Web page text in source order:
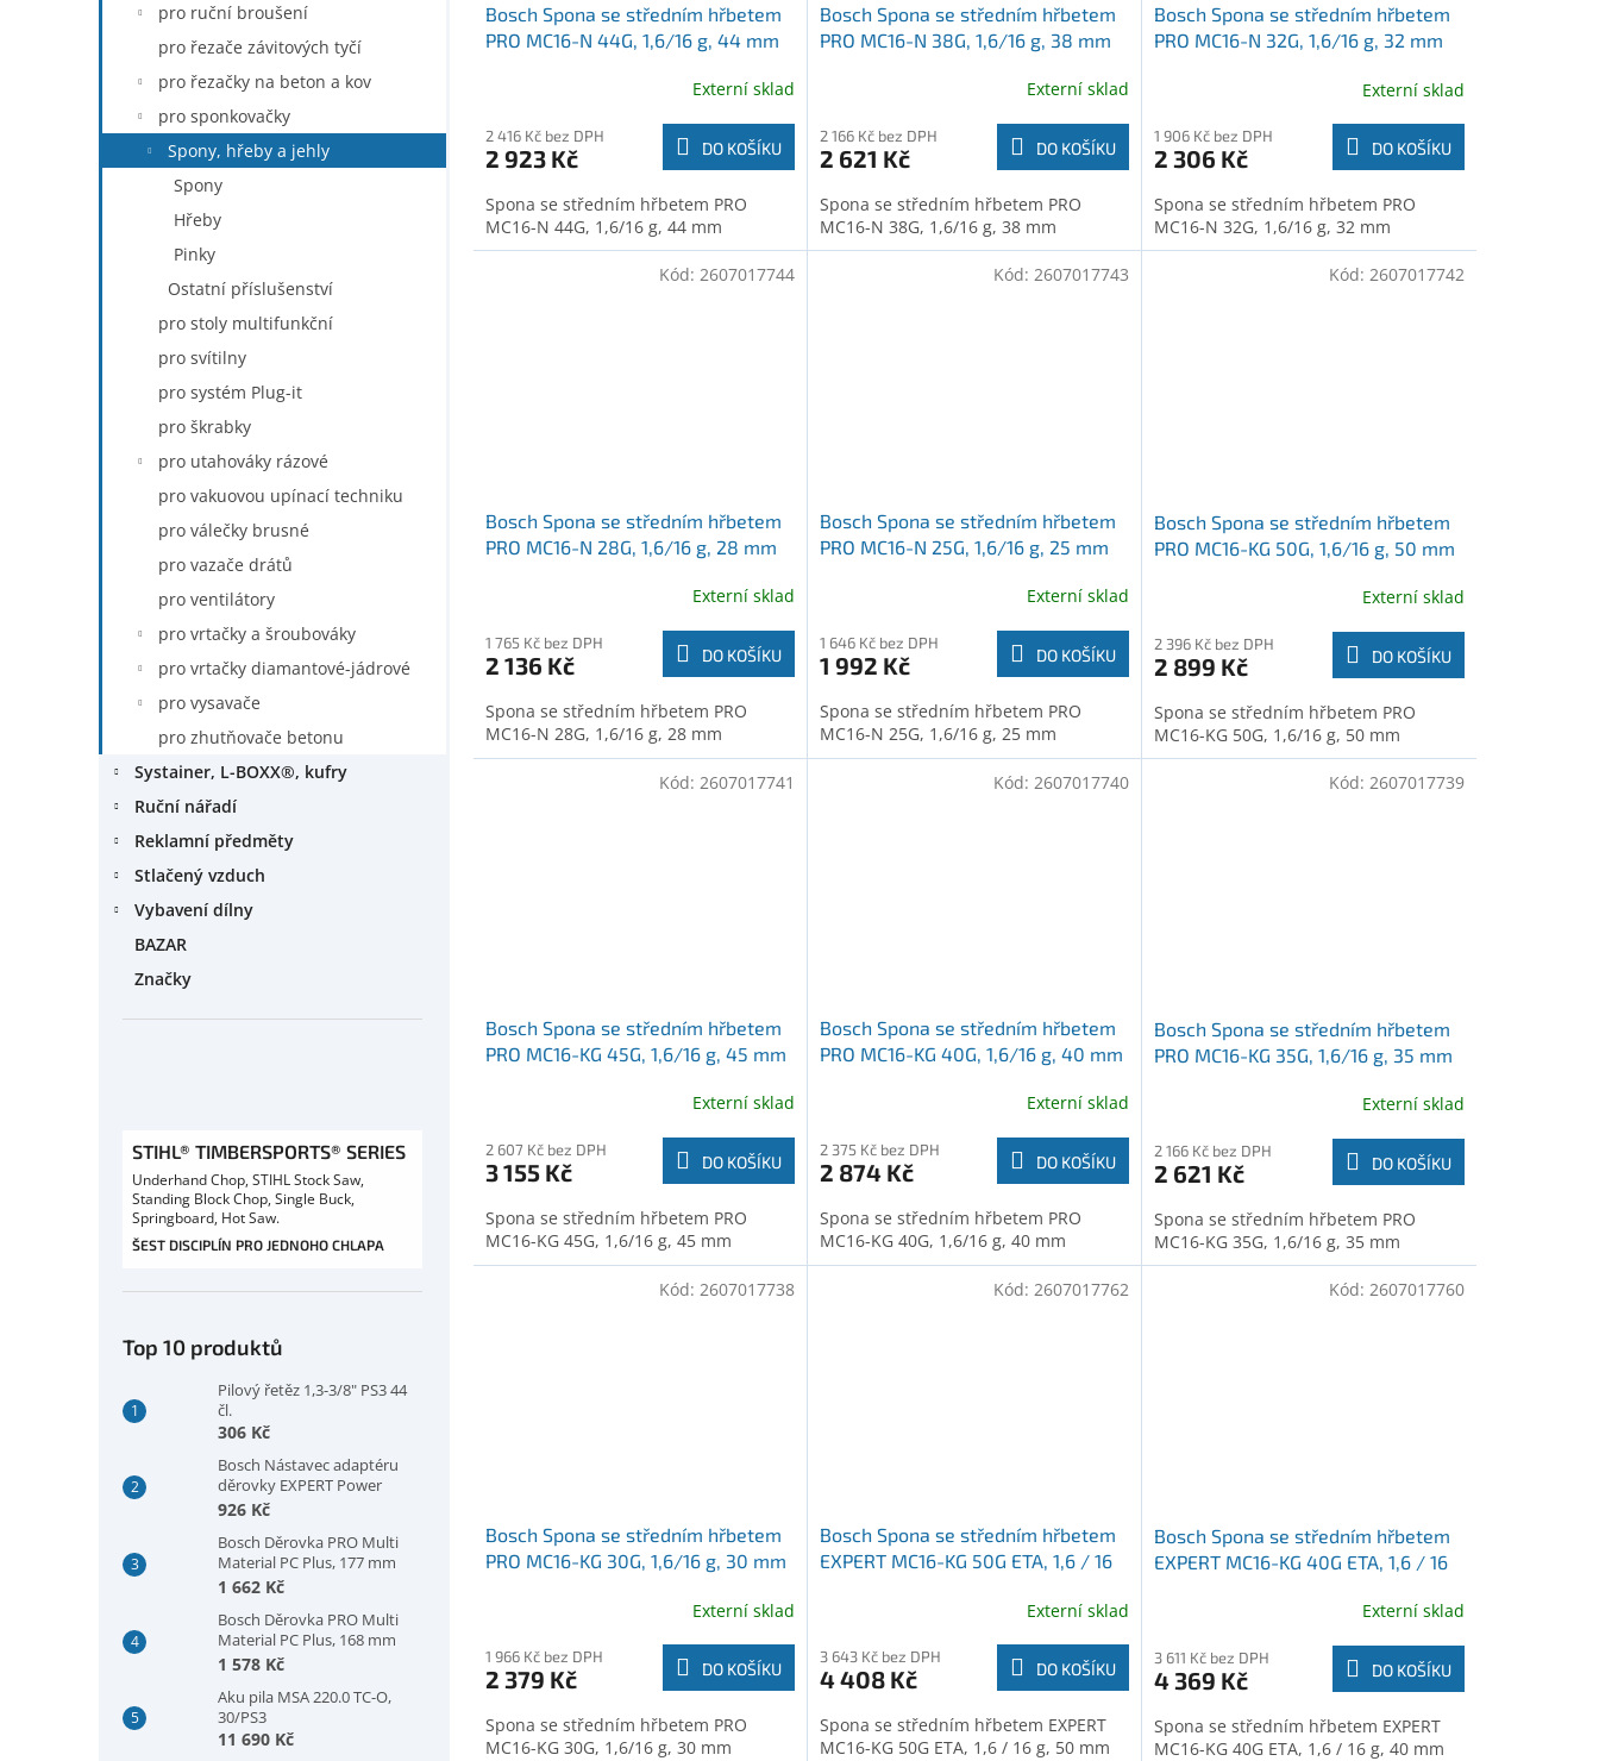
pro ruční broušení
pro řezače závitových tyčí
pro řezačky na beton a kov
pro sponkovačky
Spony, hřeby a jehly
Spony
Hřeby
Pinky
Ostatní příslušenství
pro stoly multifunkční
pro svítilny
pro systém Plug-it
pro škrabky
pro utahováky rázové
pro vakuovou upínací techniku
pro válečky brusné
pro vazače drátů
pro ventilátory
pro vrtačky a šroubováky
pro vrtačky diamantové-jádrové
pro vysavače
pro zhutňovače betonu
Systainer, L-BOXX®, kufry
Ruční nářadí
Reklamní předměty
Stlačený vzduch
Vybavení dílny
BAZAR
Značky
STIHL® TIMBERSPORTS® SERIES
Underhand Chop, STIHL Stock Saw,
Standing Block Chop, Single Buck,
Springboard, Hot Saw.
ŠEST DISCIPLÍN PRO JEDNOHO CHLAPA
Top 10 produktů
Pilový řetěz 1,3-3/8" PS3 44
čl.
306 Kč
Bosch Nástavec adaptéru
děrovky EXPERT Power
Change Plus, šestihranná
(2608902032)
926 Kč
Bosch Děrovka PRO Multi
Material PC Plus, 177 mm
(2608594421)
1 662 Kč
Bosch Děrovka PRO Multi
Material PC Plus, 168 mm
(2608594420)
1 578 Kč
Aku pila MSA 220.0 TC-O,
30/PS3
11 690 Kč
Bosch Spona se středním hřbetem
PRO MC16-N 44G, 1,6/16 g, 44 mm
Externí sklad
2 416 Kč bez DPH
2 923 Kč DO KOŠÍKU
Spona se středním hřbetem PRO
MC16-N 44G, 1,6/16 g, 44 mm
Bosch Spona se středním hřbetem
PRO MC16-N 38G, 1,6/16 g, 38 mm
Externí sklad
2 166 Kč bez DPH
2 621 Kč DO KOŠÍKU
Spona se středním hřbetem PRO
MC16-N 38G, 1,6/16 g, 38 mm
Bosch Spona se středním hřbetem
PRO MC16-N 32G, 1,6/16 g, 32 mm
Externí sklad
1 906 Kč bez DPH
2 306 Kč DO KOŠÍKU
Spona se středním hřbetem PRO
MC16-N 32G, 1,6/16 g, 32 mm
Bosch Spona se středním hřbetem
PRO MC16-N 28G, 1,6/16 g, 28 mm
Externí sklad
1 765 Kč bez DPH
2 136 Kč DO KOŠÍKU
Spona se středním hřbetem PRO
MC16-N 28G, 1,6/16 g, 28 mm
Kód: 2607017744
Bosch Spona se středním hřbetem
PRO MC16-N 25G, 1,6/16 g, 25 mm
Externí sklad
1 646 Kč bez DPH
1 992 Kč DO KOŠÍKU
Spona se středním hřbetem PRO
MC16-N 25G, 1,6/16 g, 25 mm
Kód: 2607017743
Bosch Spona se středním hřbetem
PRO MC16-KG 50G, 1,6/16 g, 50 mm
Externí sklad
2 396 Kč bez DPH
2 899 Kč DO KOŠÍKU
Spona se středním hřbetem PRO
MC16-KG 50G, 1,6/16 g, 50 mm
Kód: 2607017742
Bosch Spona se středním hřbetem
PRO MC16-KG 45G, 1,6/16 g, 45 mm
Externí sklad
2 607 Kč bez DPH
3 155 Kč DO KOŠÍKU
Spona se středním hřbetem PRO
MC16-KG 45G, 1,6/16 g, 45 mm
Kód: 2607017741
Bosch Spona se středním hřbetem
PRO MC16-KG 40G, 1,6/16 g, 40 mm
Externí sklad
2 375 Kč bez DPH
2 874 Kč DO KOŠÍKU
Spona se středním hřbetem PRO
MC16-KG 40G, 1,6/16 g, 40 mm
Kód: 2607017740
Bosch Spona se středním hřbetem
PRO MC16-KG 35G, 1,6/16 g, 35 mm
Externí sklad
2 166 Kč bez DPH
2 621 Kč DO KOŠÍKU
Spona se středním hřbetem PRO
MC16-KG 35G, 1,6/16 g, 35 mm
Kód: 2607017739
Bosch Spona se středním hřbetem
PRO MC16-KG 30G, 1,6/16 g, 30 mm
Externí sklad
1 966 Kč bez DPH
2 379 Kč DO KOŠÍKU
Spona se středním hřbetem PRO
MC16-KG 30G, 1,6/16 g, 30 mm
Kód: 2607017738
Bosch Spona se středním hřbetem
EXPERT MC16-KG 50G ETA, 1,6 / 16
Externí sklad
3 643 Kč bez DPH
4 408 Kč DO KOŠÍKU
Spona se středním hřbetem EXPERT
MC16-KG 50G ETA, 1,6 / 16 g, 50 mm
Kód: 2607017762
Bosch Spona se středním hřbetem
EXPERT MC16-KG 40G ETA, 1,6 / 16
Externí sklad
3 611 Kč bez DPH
4 369 Kč DO KOŠÍKU
Spona se středním hřbetem EXPERT
MC16-KG 40G ETA, 1,6 / 16 g, 40 mm
Kód: 2607017760